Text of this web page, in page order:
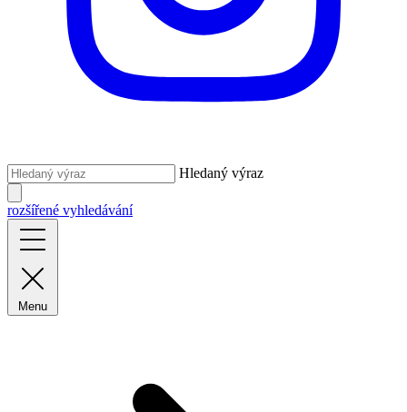
Hledaný výraz
rozšířené vyhledávání
Menu